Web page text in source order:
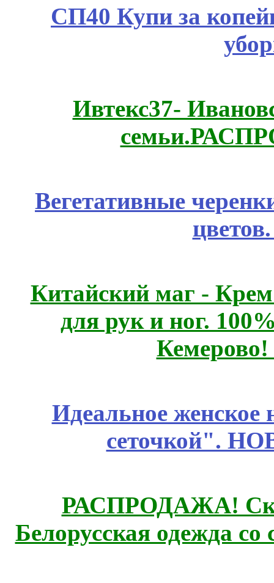
СП40 Купи за
Ивтекс37-
Вегетативные
Китайский маг -
для рук и ног.
Идеальное женское
сеточкой".
РАСПРОДАЖА!
Белорусская одежда